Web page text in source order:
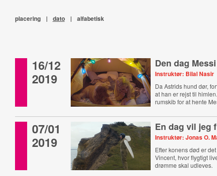
placering | dato | alfabetisk
16/12
2019
Den dag
Instruktør: Bilal Nasir
Da Astrids hund dør,
at han er rejst til
rumskib for at hente
07/01
2019
En dag vil jeg
Instruktør: Jonas O.
Efter konens død er
Vincent, hvor flygtigt
drømme skal udleves.